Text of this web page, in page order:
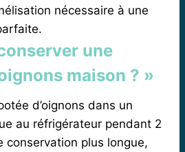
nécessaire à une
une
maison ? »
d’oignons dans un
au réfrigérateur pendant 2
conservation plus longue,